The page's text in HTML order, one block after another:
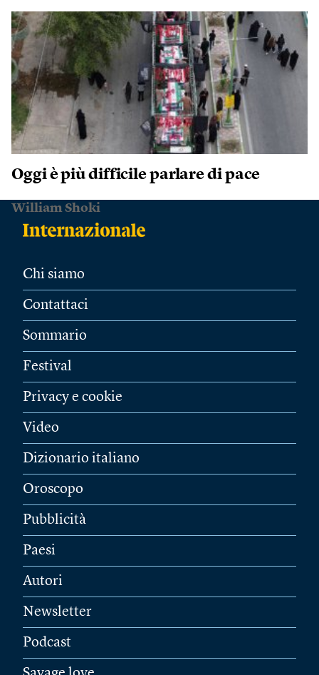
Oggi è più difficile parlare di pace
William Shoki
Chi siamo
Contattaci
Sommario
Festival
Privacy e cookie
Video
Dizionario italiano
Oroscopo
Pubblicità
Paesi
Autori
Newsletter
Podcast